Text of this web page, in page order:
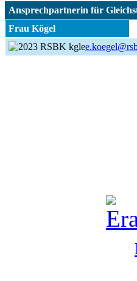
Ansprechpartnerin für
Frau Kögel